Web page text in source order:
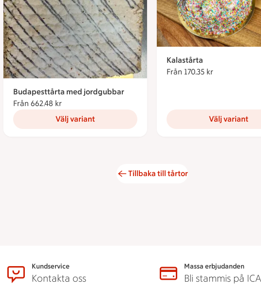
Budapesttårta med jordgubbar
Från 662.48 kr
Välj variant
Kalastårta
Från 170.35 kr
Välj variant
Tillbaka till tårtor
Kundservice
Kontakta oss
Massa erbjudanden
Bli stammis på ICA